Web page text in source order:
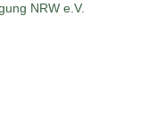
NRW e.V.